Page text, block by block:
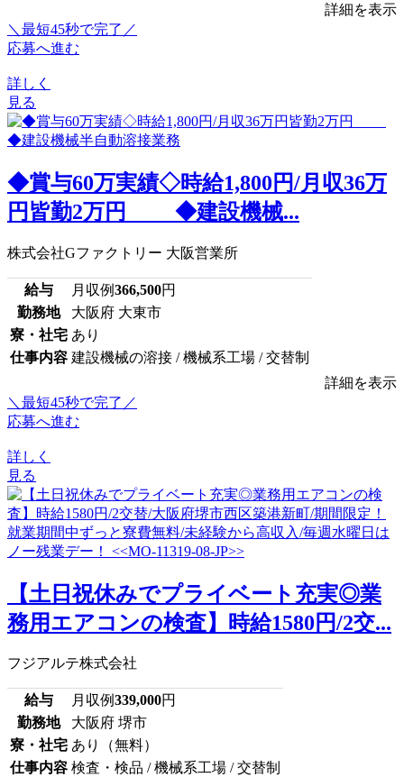
詳細を表示
＼最短45秒で完了／
応募へ進む
詳しく
見る
◆賞与60万実績◇時給1,800円/月収36万
円皆勤2万円 ◆建設機械...
株式会社Gファクトリー 大阪営業所
給与 月収例366,500円
勤務地
大阪府 大東市
寮・社宅 あり
仕事内容 建設機械の溶接 / 機械系工場 / 交替制
詳細を表示
＼最短45秒で完了／
応募へ進む
詳しく
見る
【土日祝休みでプライベート充実◎業
務用エアコンの検査】時給1580円/2交...
フジアルテ株式会社
給与 月収例339,000円
勤務地
大阪府 堺市
寮・社宅 あり（無料）
仕事内容 検査・検品 / 機械系工場 / 交替制